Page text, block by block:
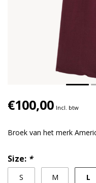
€100,00 Incl. btw
Broek van het merk
Size: *
S M L